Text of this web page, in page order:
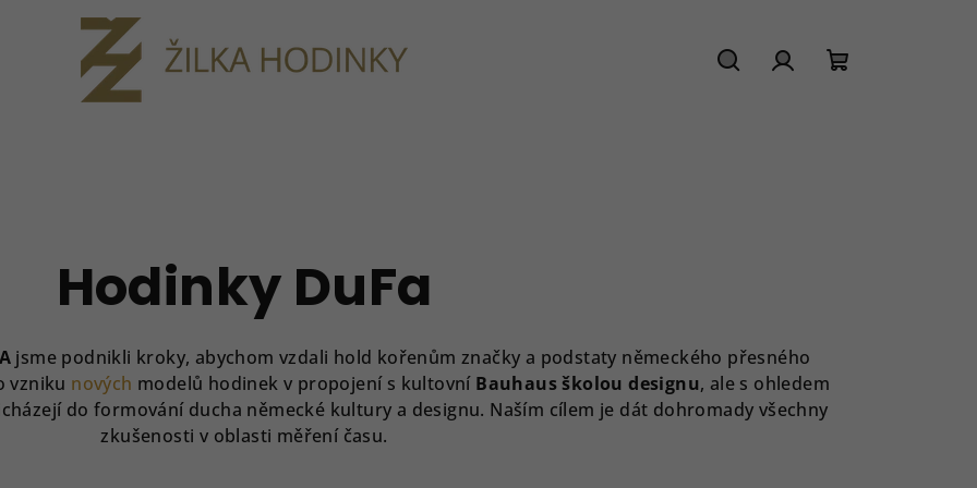
Hodinky DuFa
jsme podnikli kroky, abychom vzdali hold kořenům značky a podstaty německého přesného
vzniku nových modelů hodinek v propojení s kultovní Bauhaus školou designu, ale s ohledem
do formování ducha německé kultury a designu. Naším cílem je dát dohromady všechny
zkušenosti v oblasti měření času.